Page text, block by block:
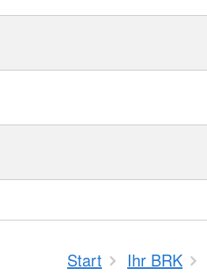
Start Ihr BRK